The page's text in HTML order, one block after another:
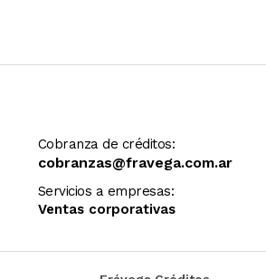
Cobranza de créditos:
cobranzas@fravega.com.ar
Servicios a empresas:
Ventas corporativas